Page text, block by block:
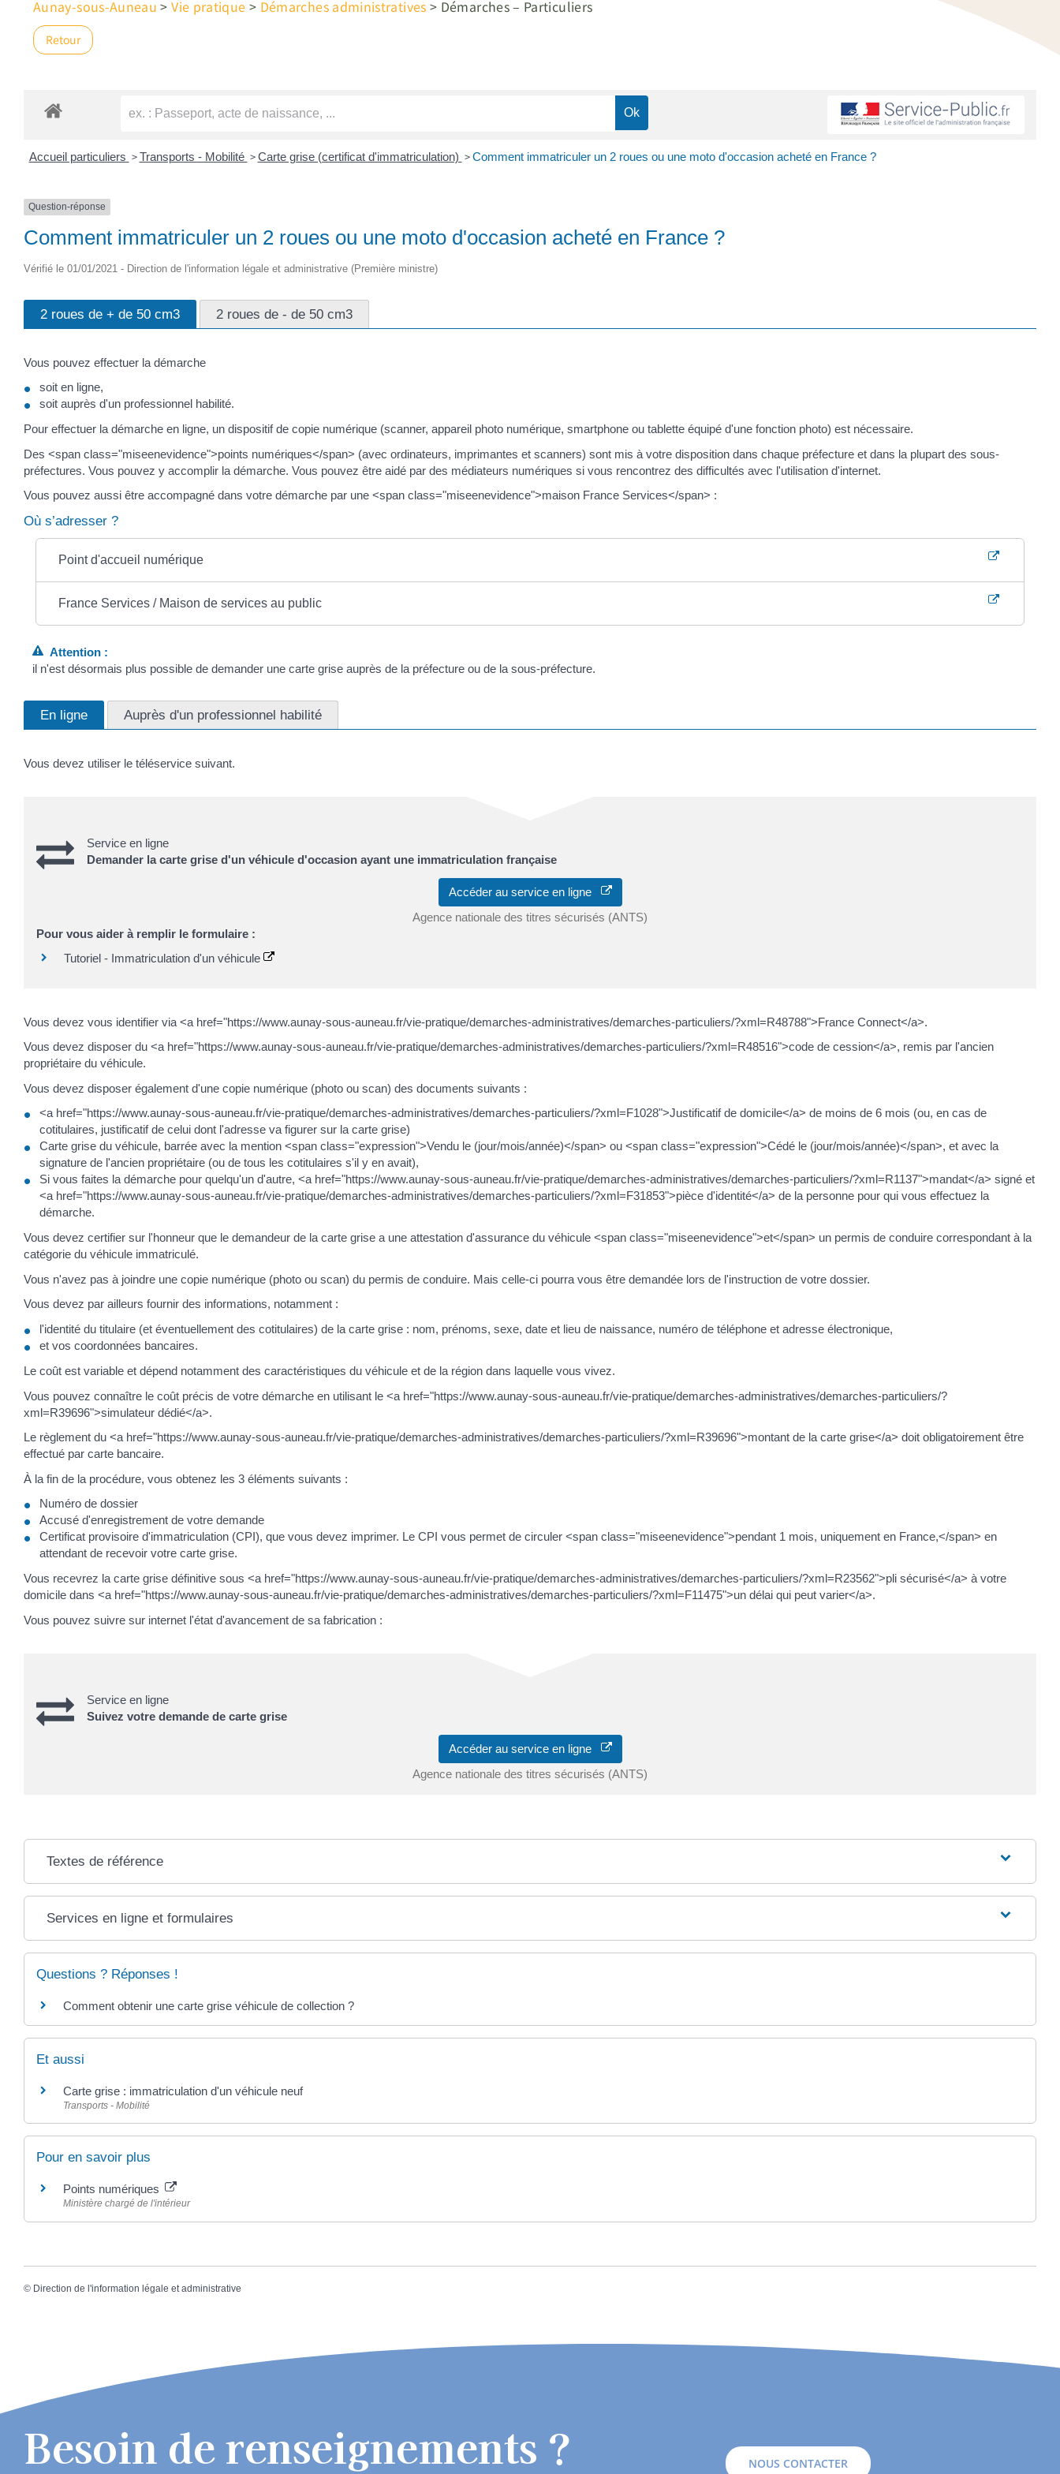
Aunay-sous-Auneau >Vie pratique > Démarches administratives > Démarches – Particuliers
Retour
Accueil particuliers > Transports - Mobilité > Carte grise (certificat d'immatriculation) > Comment immatriculer un 2 roues ou une moto d'occasion acheté en France ?
Question-réponse
Comment immatriculer un 2 roues ou une moto d'occasion acheté en France ?
Vérifié le 01/01/2021 - Direction de l'information légale et administrative (Première ministre)
2 roues de + de 50 cm3 2 roues de - de 50 cm3
Vous pouvez effectuer la démarche
soit en ligne,
soit auprès d'un professionnel habilité.
Pour effectuer la démarche en ligne, un dispositif de copie numérique (scanner, appareil photo numérique, smartphone ou tablette équipé d'une fonction photo) est nécessaire.
Des <span class="miseenevidence">points numériques</span> (avec ordinateurs, imprimantes et scanners) sont mis à votre disposition dans chaque préfecture et dans la plupart des sous-
préfectures. Vous pouvez y accomplir la démarche. Vous pouvez être aidé par des médiateurs numériques si vous rencontrez des difficultés avec l'utilisation d'internet.
Vous pouvez aussi être accompagné dans votre démarche par une <span class="miseenevidence">maison France Services</span> :
Où s’adresser ?
Point d'accueil numérique
France Services / Maison de services au public
Attention :
il n'est désormais plus possible de demander une carte grise auprès de la préfecture ou de la sous-préfecture.
En ligne Auprès d'un professionnel habilité
Vous devez utiliser le téléservice suivant.
Service en ligne
Demander la carte grise d'un véhicule d'occasion ayant une immatriculation française
Accéder au service en ligne
Agence nationale des titres sécurisés (ANTS)
Pour vous aider à remplir le formulaire :
Tutoriel - Immatriculation d'un véhicule
Vous devez vous identifier via <a href="https://www.aunay-sous-auneau.fr/vie-pratique/demarches-administratives/demarches-particuliers/?xml=R48788">France Connect</a>.
Vous devez disposer du <a href="https://www.aunay-sous-auneau.fr/vie-pratique/demarches-administratives/demarches-particuliers/?xml=R48516">code de cession</a>, remis par l'ancien
propriétaire du véhicule.
Vous devez disposer également d'une copie numérique (photo ou scan) des documents suivants :
<a href="https://www.aunay-sous-auneau.fr/vie-pratique/demarches-administratives/demarches-particuliers/?xml=F1028">Justificatif de domicile</a> de moins de 6 mois (ou, en cas de
cotitulaires, justificatif de celui dont l'adresse va figurer sur la carte grise)
Carte grise du véhicule, barrée avec la mention <span class="expression">Vendu le (jour/mois/année)</span> ou <span class="expression">Cédé le (jour/mois/année)</span>, et avec la
signature de l'ancien propriétaire (ou de tous les cotitulaires s'il y en avait),
Si vous faites la démarche pour quelqu'un d'autre, <a href="https://www.aunay-sous-auneau.fr/vie-pratique/demarches-administratives/demarches-particuliers/?xml=R1137">mandat</a> signé et
<a href="https://www.aunay-sous-auneau.fr/vie-pratique/demarches-administratives/demarches-particuliers/?xml=F31853">pièce d'identité</a> de la personne pour qui vous effectuez la
démarche.
Vous devez certifier sur l'honneur que le demandeur de la carte grise a une attestation d'assurance du véhicule <span class="miseenevidence">et</span> un permis de conduire correspondant à la
catégorie du véhicule immatriculé.
Vous n'avez pas à joindre une copie numérique (photo ou scan) du permis de conduire. Mais celle-ci pourra vous être demandée lors de l'instruction de votre dossier.
Vous devez par ailleurs fournir des informations, notamment :
l'identité du titulaire (et éventuellement des cotitulaires) de la carte grise : nom, prénoms, sexe, date et lieu de naissance, numéro de téléphone et adresse électronique,
et vos coordonnées bancaires.
Le coût est variable et dépend notamment des caractéristiques du véhicule et de la région dans laquelle vous vivez.
Vous pouvez connaître le coût précis de votre démarche en utilisant le <a href="https://www.aunay-sous-auneau.fr/vie-pratique/demarches-administratives/demarches-particuliers/?
xml=R39696">simulateur dédié</a>.
Le règlement du <a href="https://www.aunay-sous-auneau.fr/vie-pratique/demarches-administratives/demarches-particuliers/?xml=R39696">montant de la carte grise</a> doit obligatoirement être
effectué par carte bancaire.
À la fin de la procédure, vous obtenez les 3 éléments suivants :
Numéro de dossier
Accusé d'enregistrement de votre demande
Certificat provisoire d'immatriculation (CPI), que vous devez imprimer. Le CPI vous permet de circuler <span class="miseenevidence">pendant 1 mois, uniquement en France,</span> en
attendant de recevoir votre carte grise.
Vous recevrez la carte grise définitive sous <a href="https://www.aunay-sous-auneau.fr/vie-pratique/demarches-administratives/demarches-particuliers/?xml=R23562">pli sécurisé</a> à votre
domicile dans <a href="https://www.aunay-sous-auneau.fr/vie-pratique/demarches-administratives/demarches-particuliers/?xml=F11475">un délai qui peut varier</a>.
Vous pouvez suivre sur internet l'état d'avancement de sa fabrication :
Service en ligne
Suivez votre demande de carte grise
Accéder au service en ligne
Agence nationale des titres sécurisés (ANTS)
Textes de référence
Services en ligne et formulaires
Questions ? Réponses !
Comment obtenir une carte grise véhicule de collection ?
Et aussi
Carte grise : immatriculation d'un véhicule neuf
Transports - Mobilité
Pour en savoir plus
Points numériques
Ministère chargé de l'intérieur
© Direction de l'information légale et administrative
Besoin de renseignements ? NOUS CONTACTER